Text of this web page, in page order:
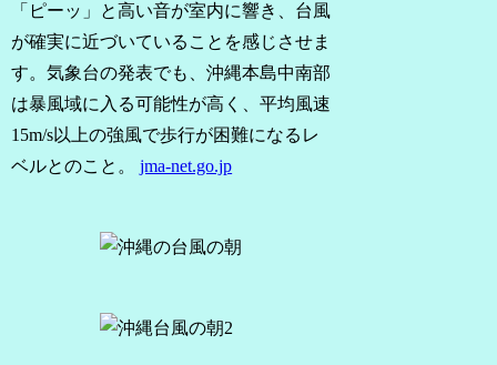
「ピーッ」と高い音が室内に響き、台風
が確実に近づいていることを感じさせま
す。気象台の発表でも、沖縄本島中南部
は暴風域に入る可能性が高く、平均風速
15m/s以上の強風で歩行が困難になるレ
ベルとのこと。jma-net.go.jp